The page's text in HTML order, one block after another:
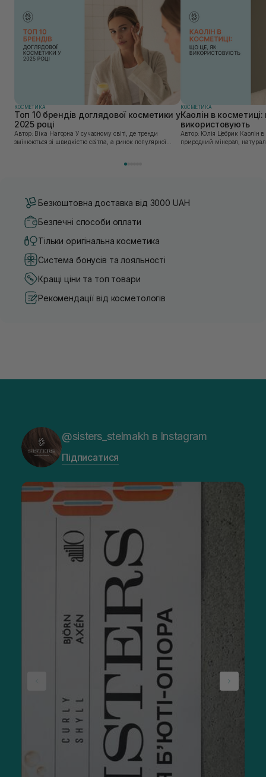
КОСМЕТИКА
Топ 10 брендів доглядової косметики у
2025 році
Автор: Віка Нагорна У сучасному світі, де тренди
змінюються зі швидкістю світла, а ринок популярної
КОСМЕТИКА
Каолін в
використовують
Автор: Юлія Цебрик Каолін в косметології – це
природний мінерал,
Безкоштовна доставка від 3000 UAH
Безпечні способи оплати
Тільки оригінальна косметика
Система бонусів та лояльності
Кращі ціни та топ товари
Рекомендації від косметологів
@sisters_stelmakh в Instagram
Підписатися